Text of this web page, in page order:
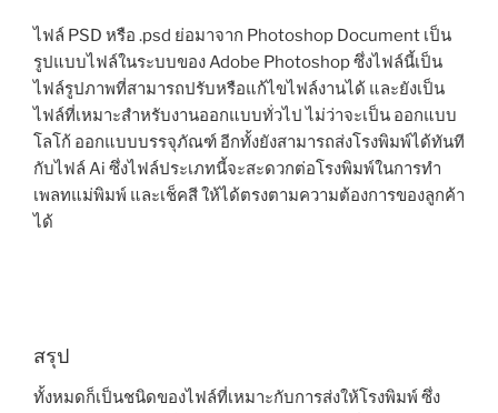
ไฟล์ PSD หรือ .psd ย่อมาจาก Photoshop Document เป็น
รูปแบบไฟล์ในระบบของ Adobe Photoshop ซึ่งไฟล์นี้เป็น
ไฟล์รูปภาพที่สามารถปรับหรือแก้ไขไฟล์งานได้ และยังเป็น
ไฟล์ที่เหมาะสำหรับงานออกแบบทั่วไป ไม่ว่าจะเป็น ออกแบบ
โลโก้ ออกแบบบรรจุภัณฑ์ อีกทั้งยังสามารถส่งโรงพิมพ์ได้ทันที
กับไฟล์ Ai ซึ่งไฟล์ประเภทนี้จะสะดวกต่อโรงพิมพ์ในการทำ
เพลทแม่พิมพ์ และเช็คสี ให้ได้ตรงตามความต้องการของลูกค้า
ได้
สรุป
ทั้งหมดก็เป็นชนิดของไฟล์ที่เหมาะกับการส่งให้โรงพิมพ์ ซึ่ง